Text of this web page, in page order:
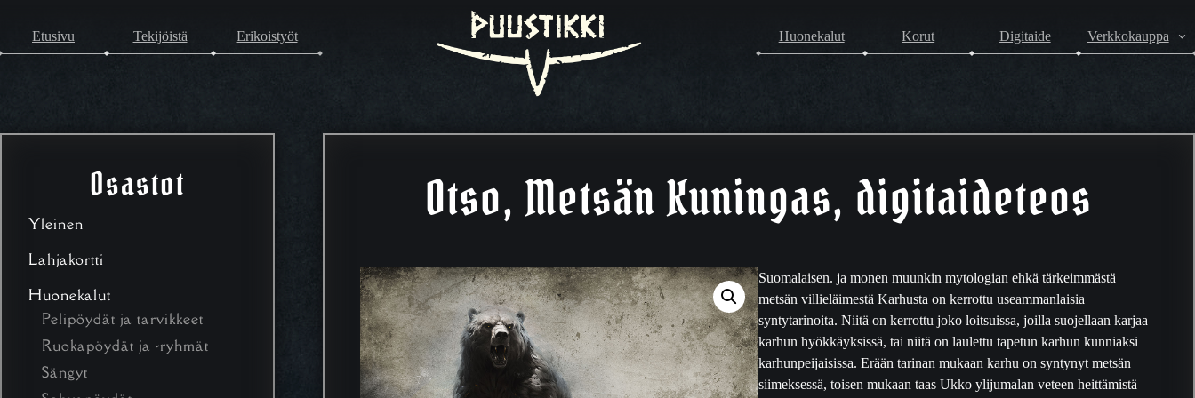
Etusivu Tekijöistä Erikoistyöt Huonekalut Korut Digitaide Verkkokauppa
Osastot
Yleinen
Lahjakortti
Huonekalut
Pelipöydät ja tarvikkeet
Ruokapöydät ja -ryhmät
Sängyt
Otso, Metsän Kuningas, digitaideteos
Suomalaisen. ja monen muunkin mytologian ehkä tärkeimmästä
metsän villieläimestä Karhusta on kerrottu useammanlaisia
syntytarinoita. Niitä on kerrottu joko loitsuissa, joilla suojellaan karjaa
karhun hyökkäyksissä, tai niitä on laulettu tapetun karhun kunniaksi
karhunpeijaisissa. Erään tarinan mukaan karhu on syntynyt metsän
siimeksessä, toisen mukaan taas Ukko ylijumalan veteen heittämistä